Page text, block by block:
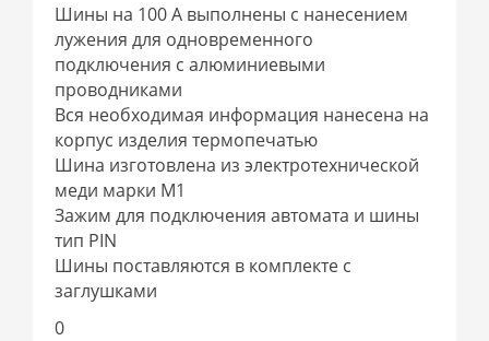
Шины на 100 А выполнены с нанесением
лужения для одновременного
подключения с алюминиевыми
проводниками
Вся необходимая информация нанесена на
корпус изделия термопечатью
Шина изготовлена из электротехнической
меди марки М1
Зажим для подключения автомата и шины
тип PIN
Шины поставляются в комплекте с
заглушками
0